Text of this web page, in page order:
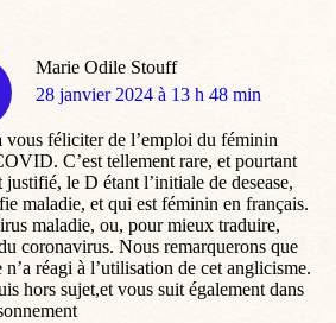
Marie Odile Stouff
dit
28 janvier 2024 à 13 h 48 min
vous féliciter de l’emploi du féminin
C’est tellement rare, et pourtant
justifié, le D étant l’initiale de desease,
maladie, et qui est féminin en français.
maladie, ou, pour mieux traduire,
coronavirus. Nous remarquerons que
n’a réagi à l’utilisation de cet anglicisme.
hors sujet,et vous suit également dans